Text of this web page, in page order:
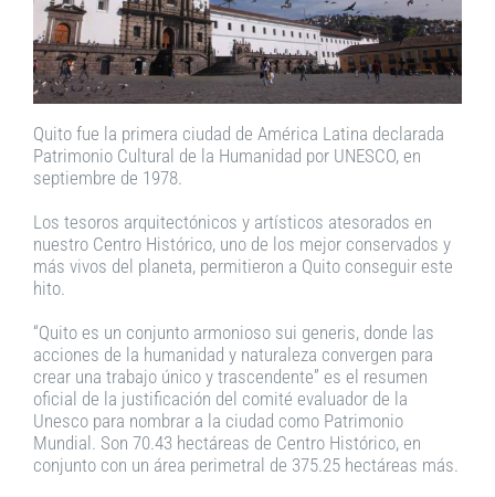
Quito fue la primera ciudad de América Latina declarada
Patrimonio Cultural de la Humanidad por UNESCO, en
septiembre de 1978.
Los tesoros arquitectónicos y artísticos atesorados en
nuestro Centro Histórico, uno de los mejor conservados y
más vivos del planeta, permitieron a Quito conseguir este
hito.
“Quito es un conjunto armonioso sui generis, donde las
acciones de la humanidad y naturaleza convergen para
crear una trabajo único y trascendente” es el resumen
oficial de la justificación del comité evaluador de la
Unesco para nombrar a la ciudad como Patrimonio
Mundial. Son 70.43 hectáreas de Centro Histórico, en
conjunto con un área perimetral de 375.25 hectáreas más.